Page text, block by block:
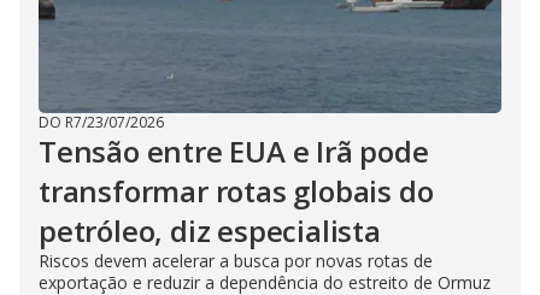
DO R7/23/07/2026
Tensão entre EUA e Irã pode
transformar rotas globais do
petróleo, diz especialista
Riscos devem acelerar a busca por novas rotas de
exportação e reduzir a dependência do estreito de Ormuz